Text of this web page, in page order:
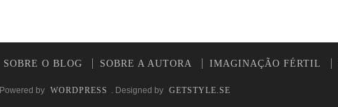
SOBRE O BLOG SOBRE A AUTORA IMAGINAÇÃO FÉRTIL
Powered by WORDPRESS . Designed by GETSTYLE.SE